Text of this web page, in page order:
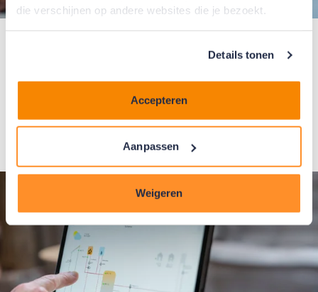
die verschijnen op andere websites die je bezoekt.
Details tonen
Accepteren
Aanpassen
Weigeren
Controleer de omgeving
. Misschien ben je terechtgekomen op de
inlogpagina voor particulieren.